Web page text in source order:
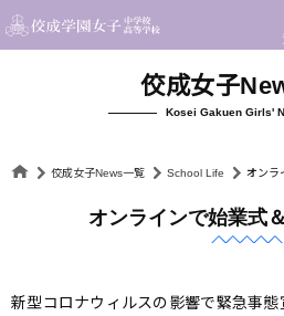
to
content
佼成女子
Kosei Gakuen Girls'
佼成女子News一覧 School Life オンラ
オンラインで始業式
新型コロナウィルスの影響で緊急事